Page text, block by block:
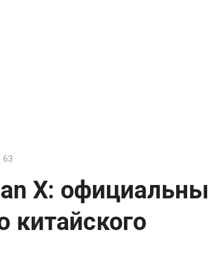
63
X:
китайского